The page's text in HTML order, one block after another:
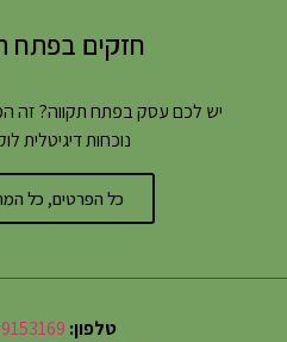
חזקים בפתח
יש לכם עסק בפתח תקווה? זה
נוכחות דיגיטלית
כל הפרטים, כל
טלפון: